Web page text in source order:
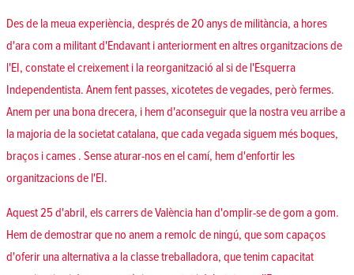
Des de la meua experiència, després de 20 anys de militància, a hores
d'ara com a militant d'Endavant i anteriorment en altres organitzacions de
l'EI, constate el creixement i la reorganització al si de l'Esquerra
Independentista. Anem fent passes, xicotetes de vegades, però fermes.
Anem per una bona drecera, i hem d'aconseguir que la nostra veu arribe a
la majoria de la societat catalana, que cada vegada siguem més boques,
braços i cames . Sense aturar-nos en el camí, hem d'enfortir les
organitzacions de l'EI.
Aquest 25 d'abril, els carrers de València han d'omplir-se de gom a gom.
Hem de demostrar que no anem a remolc de ningú, que som capaços
d'oferir una alternativa a la classe treballadora, que tenim capacitat